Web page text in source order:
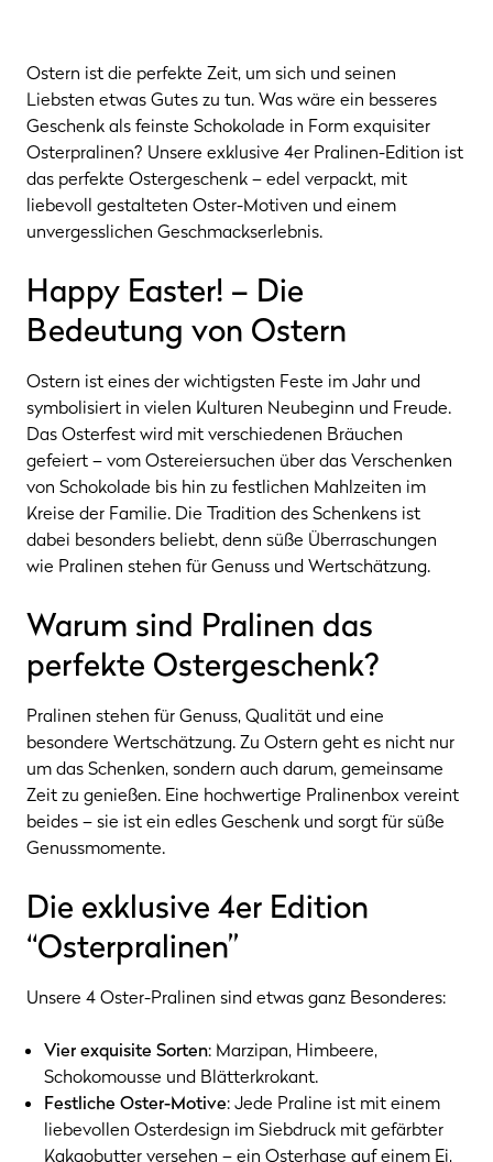
Ostern ist die perfekte Zeit, um sich und seinen
Liebsten etwas Gutes zu tun. Was wäre ein besseres
Geschenk als feinste Schokolade in Form exquisiter
Osterpralinen? Unsere exklusive 4er Pralinen-Edition ist
das perfekte Ostergeschenk – edel verpackt, mit
liebevoll gestalteten Oster-Motiven und einem
unvergesslichen Geschmackserlebnis.
Happy Easter! – Die
Bedeutung von Ostern
Ostern ist eines der wichtigsten Feste im Jahr und
symbolisiert in vielen Kulturen Neubeginn und Freude.
Das Osterfest wird mit verschiedenen Bräuchen
gefeiert – vom Ostereiersuchen über das Verschenken
von Schokolade bis hin zu festlichen Mahlzeiten im
Kreise der Familie. Die Tradition des Schenkens ist
dabei besonders beliebt, denn süße Überraschungen
wie Pralinen stehen für Genuss und Wertschätzung.
Warum sind Pralinen das
perfekte Ostergeschenk?
Pralinen stehen für Genuss, Qualität und eine
besondere Wertschätzung. Zu Ostern geht es nicht nur
um das Schenken, sondern auch darum, gemeinsame
Zeit zu genießen. Eine hochwertige Pralinenbox vereint
beides – sie ist ein edles Geschenk und sorgt für süße
Genussmomente.
Die exklusive 4er Edition
“Osterpralinen”
Unsere 4 Oster-Pralinen sind etwas ganz Besonderes:
Vier exquisite Sorten: Marzipan, Himbeere,
Schokomousse und Blätterkrokant.
Festliche Oster-Motive: Jede Praline ist mit einem
liebevollen Osterdesign im Siebdruck mit gefärbter
Kakaobutter versehen – ein Osterhase auf einem Ei,